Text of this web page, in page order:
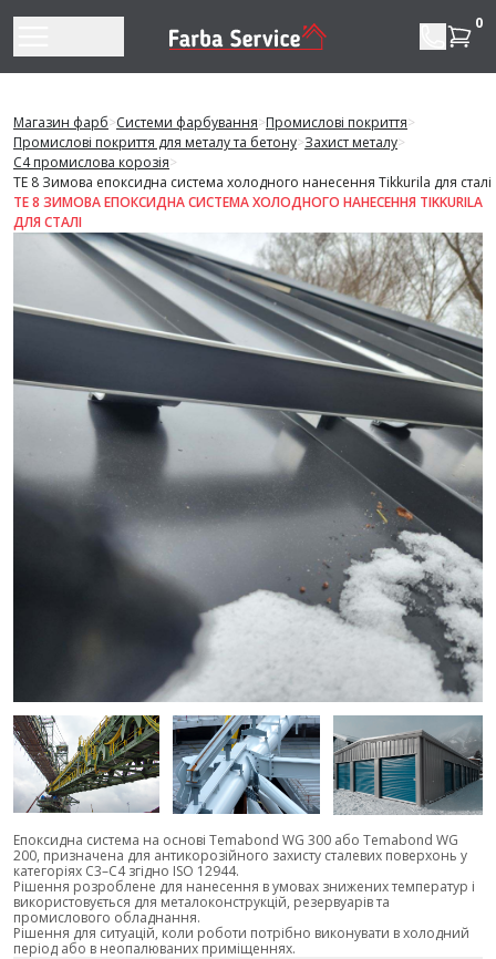
0
Магазин фарб>Системи фарбування>Промислові покриття>
Промислові покриття для металу та бетону>Захист металу>
C4 промислова корозія>
TE 8 Зимова епоксидна система холодного нанесення Tikkurila для сталі
TE 8 ЗИМОВА ЕПОКСИДНА СИСТЕМА ХОЛОДНОГО НАНЕСЕННЯ TIKKURILA
ДЛЯ СТАЛІ
Епоксидна система на основі Temabond WG 300 або Temabond WG
200, призначена для антикорозійного захисту сталевих поверхонь у
категоріях C3–C4 згідно ISO 12944.
Рішення розроблене для нанесення в умовах знижених температур і
використовується для металоконструкцій, резервуарів та
промислового обладнання.
Рішення для ситуацій, коли роботи потрібно виконувати в холодний
період або в неопалюваних приміщеннях.